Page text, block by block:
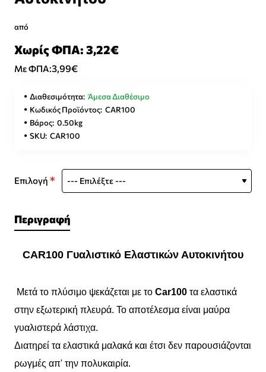
από
Με ΦΠΑ:3,99€
Χωρίς ΦΠΑ: 3,22€
Διαθεσιμότητα: Άμεσα Διαθέσιμο
Κωδικός Προϊόντος: CAR100
Βάρος: 0.50kg
SKU: CAR100
Επιλογή
Περιγραφή
CAR100 Γυαλιστικό Ελαστικών Αυτοκινήτου
Μετά το πλύσιμο ψεκάζεται με το Car100 τα ελαστικά
στην εξωτερική πλευρά. Το αποτέλεσμα είναι μαύρα
γυαλιστερά λάστιχα.
Διατηρεί τα ελαστικά μαλακά και έτσι δεν παρουσιάζονται
ρωγμές απ' την πολυκαιρία.